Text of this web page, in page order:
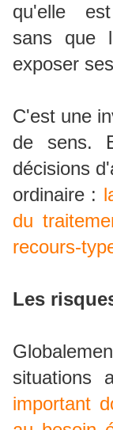
qu'elle
sans que
exposer
C'est une
de sens.
décisions
ordinaire :
du
recours-
Les
situations
important